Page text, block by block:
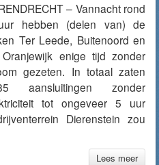
– Vannacht rond
hebben (delen van) de
Ter Leede, Buitenoord en
enige tijd zonder
gezeten. In totaal zaten
aansluitingen zonder
tot ongeveer 5 uur
Dierenstein zou
Lees meer